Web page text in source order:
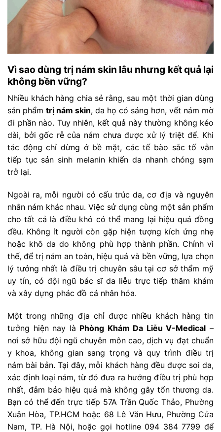
Vì sao dùng trị nám skin lâu nhưng kết quả lại
không bền vững?
Nhiều khách hàng chia sẻ rằng, sau một thời gian dùng
sản phẩm trị nám skin, da họ có sáng hơn, vết nám mờ
đi phần nào. Tuy nhiên, kết quả này thường không kéo
dài, bởi gốc rễ của nám chưa được xử lý triệt để. Khi
tác động chỉ dừng ở bề mặt, các tế bào sắc tố vẫn
tiếp tục sản sinh melanin khiến da nhanh chóng sạm
trở lại.
Ngoài ra, mỗi người có cấu trúc da, cơ địa và nguyên
nhân nám khác nhau. Việc sử dụng cùng một sản phẩm
cho tất cả là điều khó có thể mang lại hiệu quả đồng
đều. Không ít người còn gặp hiện tượng kích ứng nhẹ
hoặc khô da do không phù hợp thành phần. Chính vì
thế, để trị nám an toàn, hiệu quả và bền vững, lựa chọn
lý tưởng nhất là điều trị chuyên sâu tại cơ sở thẩm mỹ
uy tín, có đội ngũ bác sĩ da liễu trực tiếp thăm khám
và xây dựng phác đồ cá nhân hóa.
Một trong những địa chỉ được nhiều khách hàng tin
tưởng hiện nay là Phòng Khám Da Liễu V-Medical –
nơi sở hữu đội ngũ chuyên môn cao, dịch vụ đạt chuẩn
y khoa, không gian sang trọng và quy trình điều trị
nám bài bản. Tại đây, mỗi khách hàng đều được soi da,
xác định loại nám, từ đó đưa ra hướng điều trị phù hợp
nhất, đảm bảo hiệu quả mà không gây tổn thương da.
Bạn có thể đến trực tiếp 57A Trần Quốc Thảo, Phường
Xuân Hòa, TP.HCM hoặc 68 Lê Văn Hưu, Phường Cửa
Nam, TP. Hà Nội, hoặc gọi hotline 094 384 7799 để